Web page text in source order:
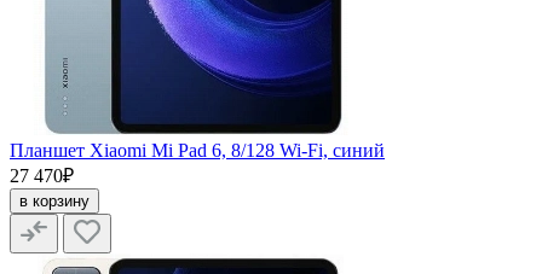
Планшет Xiaomi Mi Pad 6, 8/128 Wi-Fi, синий
27 470₽
в корзину